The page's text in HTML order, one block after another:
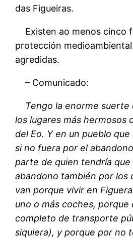
das Figueiras.
Existen ao menos cinco
protección
agredidas.
– Comunicado:
Tengo la enorme suerte
los lugares más hermosos
del Eo. Y en un pueblo
si no fuera por el
parte de quien tendría que
abandono también por los
van porque vivir en
uno o más coches, porque
completo de transporte
siquiera), y porque por no